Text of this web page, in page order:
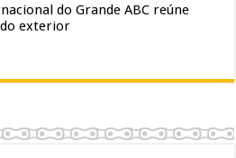
do Grande ABC reúne
exterior